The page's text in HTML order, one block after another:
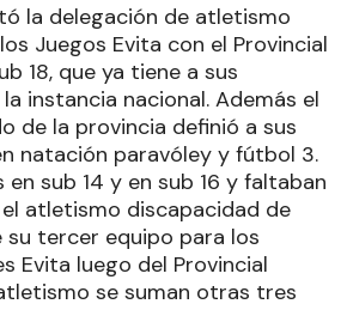
la delegación de atletismo
Juegos Evita con el Provincial
18, que ya tiene a sus
instancia nacional. Además el
de la provincia definió a sus
natación paravóley y fútbol 3.
en sub 14 y en sub 16 y faltaban
el atletismo discapacidad de
su tercer equipo para los
Evita luego del Provincial
se suman otras tres